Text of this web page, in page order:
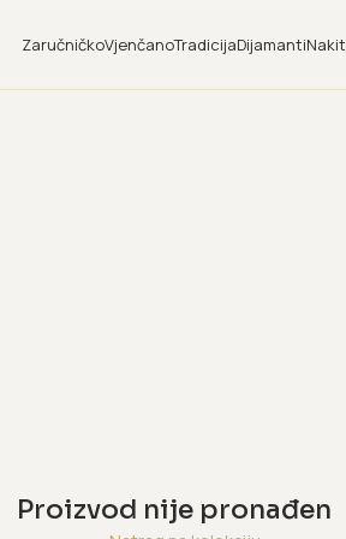
ZaručničkoVjenčanoTradicijaDijamantiNakit
Proizvod nije pronađen